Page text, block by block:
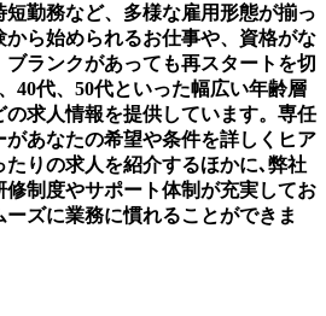
勤務など、多様な雇用形態が揃っ
から始められるお仕事や、資格がな
ブランクがあっても再スタートを切
40代、50代といった幅広い年齢層
求人情報を提供しています。専任
あなたの希望や条件を詳しくヒア
たりの求人を紹介するほかに､弊社
制度やサポート体制が充実してお
ズに業務に慣れることができま